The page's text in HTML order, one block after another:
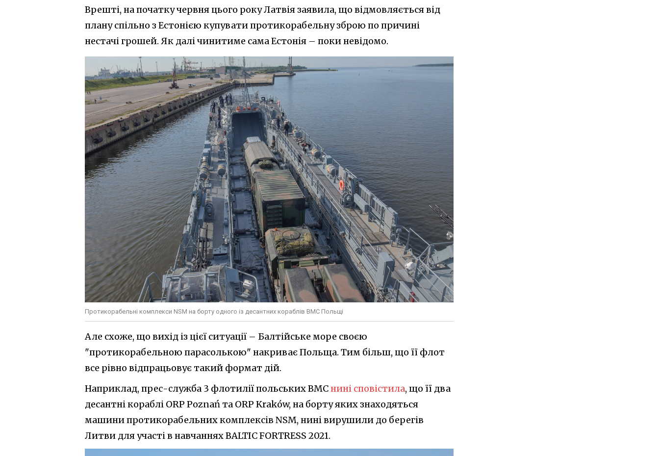
Врешті, на початку червня цього року Латвія заявила, що відмовляється від
плану спільно з Естонією купувати протикорабельну зброю по причині
нестачі грошей. Як далі чинитиме сама Естонія – поки невідомо.
Протикорабельні комплекси NSM на борту одного із десантних кораблів ВМС Польщі
Але схоже, що вихід із цієї ситуації – Балтійське море своєю
"протикорабельною парасолькою" накриває Польща. Тим більш, що її флот
все рівно відпрацьовує такий формат дій.
Наприклад, прес-служба 3 флотилії польських ВМСнині сповістила, що її два
десантні кораблі ORP Poznań та ORP Kraków, на борту яких знаходяться
машини протикорабельних комплексів NSM, нині вирушили до берегів
Литви для участі в навчаннях BALTIC FORTRESS 2021.